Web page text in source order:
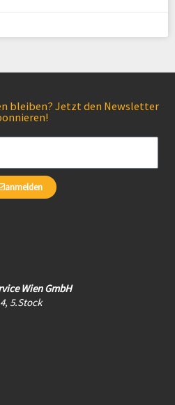
bleiben? Jetzt den Newsletter
anmelden
Wien GmbH
5.Stock